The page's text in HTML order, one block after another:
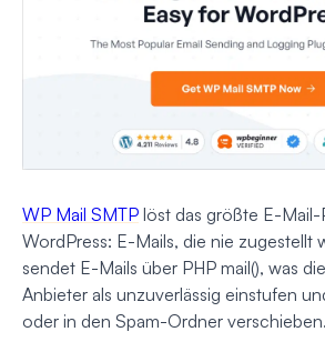
WP Mail SMTP löst das größte E-
WordPress: E-Mails, die nie zugestellt
sendet E-Mails über PHP mail(), was
Anbieter als unzuverlässig einstufen
oder in den Spam-Ordner verschieben.